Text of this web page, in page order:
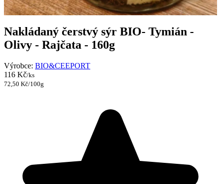
Nakládaný čerstvý sýr BIO- Tymián -
Olivy - Rajčata - 160g
Výrobce: BIO&CEEPORT
116 Kč/ks
72,50 Kč/100g